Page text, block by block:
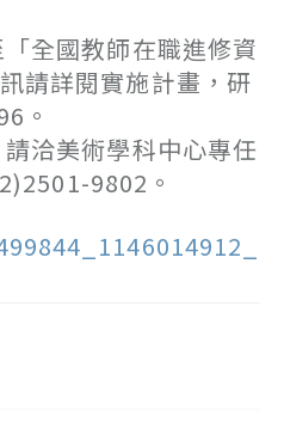
全國教師在職進修資
請詳閱實施計畫，研
。
洽美術學科中心專任
9802。